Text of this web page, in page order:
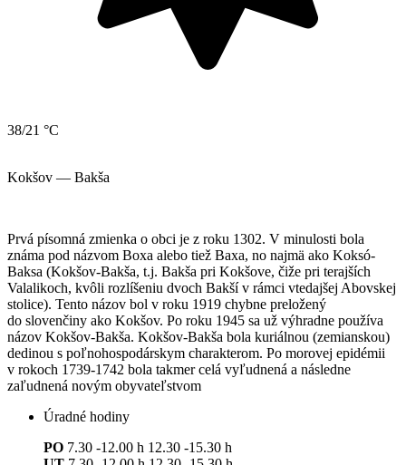
38/21 °C
Kokšov — Bakša
Prvá písomná zmienka o obci je z roku 1302. V minulosti bola
známa pod názvom Boxa alebo tiež Baxa, no najmä ako Koksó-
Baksa (Kokšov-Bakša, t.j. Bakša pri Kokšove, čiže pri terajších
Valalikoch, kvôli rozlíšeniu dvoch Bakší v rámci vtedajšej Abovskej
stolice). Tento názov bol v roku 1919 chybne preložený
do slovenčiny ako Kokšov. Po roku 1945 sa už výhradne používa
názov Kokšov-Bakša. Kokšov-Bakša bola kuriálnou (zemianskou)
dedinou s poľnohospodárskym charakterom. Po morovej epidémii
v rokoch 1739-1742 bola takmer celá vyľudnená a následne
zaľudnená novým obyvateľstvom
Úradné hodiny
PO 7.30 -12.00 h 12.30 -15.30 h